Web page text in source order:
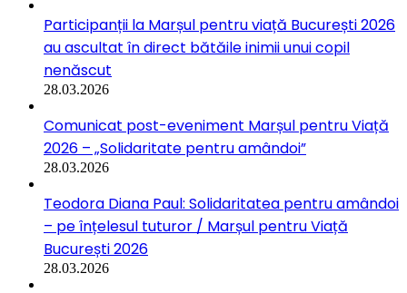
Participanții la Marșul pentru viață București 2026
au ascultat în direct bătăile inimii unui copil
nenăscut
28.03.2026
Comunicat post-eveniment Marșul pentru Viață
2026 – „Solidaritate pentru amândoi”
28.03.2026
Teodora Diana Paul: Solidaritatea pentru amândoi
– pe înțelesul tuturor / Marșul pentru Viață
București 2026
28.03.2026